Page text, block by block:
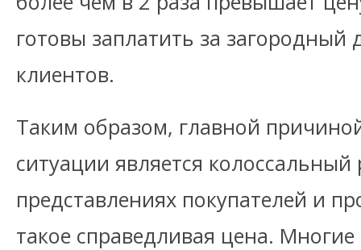
готовы заплатить за
клиентов.
Таким образом, главной
ситуации является колоссальный
представлениях покупателей и
такое справедливая цена.